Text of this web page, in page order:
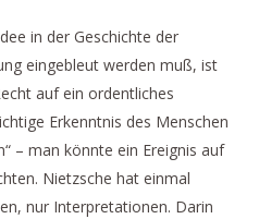
in der Geschichte der
eingebleut werden muß, ist
auf ein ordentliches
Erkenntnis des Menschen
– man könnte ein Ereignis auf
Nietzsche hat einmal
nur Interpretationen. Darin